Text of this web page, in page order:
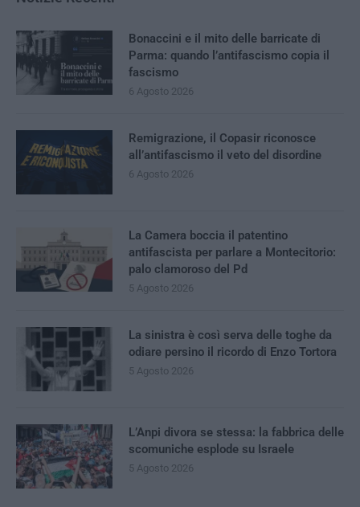
Bonaccini e il mito delle barricate di
Parma: quando l’antifascismo copia il
fascismo
6 Agosto 2026
Remigrazione, il Copasir riconosce
all’antifascismo il veto del disordine
6 Agosto 2026
La Camera boccia il patentino
antifascista per parlare a Montecitorio:
palo clamoroso del Pd
5 Agosto 2026
La sinistra è così serva delle toghe da
odiare persino il ricordo di Enzo Tortora
5 Agosto 2026
L’Anpi divora se stessa: la fabbrica delle
scomuniche esplode su Israele
5 Agosto 2026